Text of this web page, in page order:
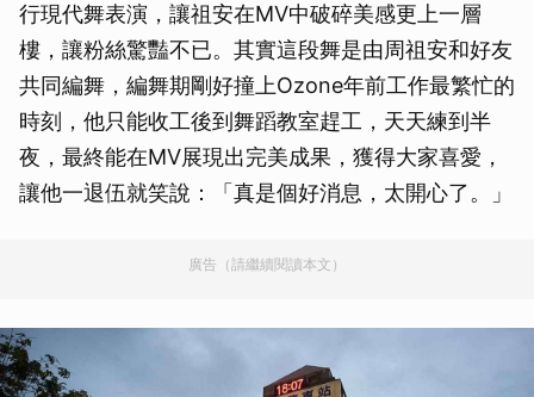
行現代舞表演，讓祖安在MV中破碎美感更上一層
樓，讓粉絲驚豔不已。其實這段舞是由周祖安和好友
共同編舞，編舞期剛好撞上Ozone年前工作最繁忙的
時刻，他只能收工後到舞蹈教室趕工，天天練到半
夜，最終能在MV展現出完美成果，獲得大家喜愛，
讓他一退伍就笑說：「真是個好消息，太開心了。」
廣告（請繼續閱讀本文）